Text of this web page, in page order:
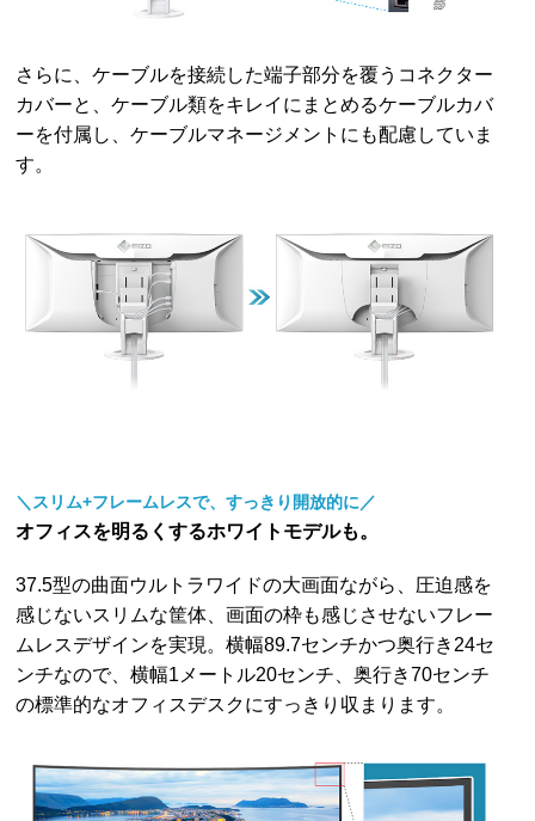
さらに、ケーブルを接続した端子部分を覆うコネクター
カバーと、ケーブル類をキレイにまとめるケーブルカバ
ーを付属し、ケーブルマネージメントにも配慮していま
す。
＼スリム+フレームレスで、すっきり開放的に／
オフィスを明るくするホワイトモデルも。
37.5型の曲面ウルトラワイドの大画面ながら、圧迫感を
感じないスリムな筐体、画面の枠も感じさせないフレー
ムレスデザインを実現。横幅89.7センチかつ奥行き24セ
ンチなので、横幅1メートル20センチ、奥行き70センチ
の標準的なオフィスデスクにすっきり収まります。